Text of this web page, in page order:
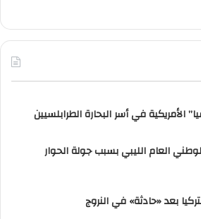
العام الليبي بسبب جولة الحوار
بعد «حادثة» في النروج